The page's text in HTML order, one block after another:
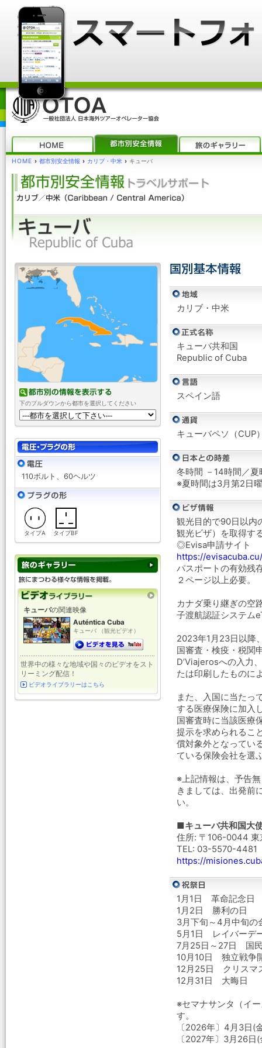
HOME › 都市別安全情報 › カリブ・中米 › キューバ
カリブ・中米
キューバ共和国
Republic of Cuba
スペイン語
キューバペソ（CUP
冬時間 －14時間／夏
※夏時間は3月第2日
観光目的で90日以内
観光ビザ）を取得す
◎Evisa申請サイト
https://evisacuba.cu/
パスポートの有効残
２ページ以上必要。
カナダ乗り継ぎの空
子渡航認証システム
2023年1月23日以降
国審査・検疫・税関
D’Viajerosへの入力
たは印刷したものに
また、入国に当たっ
する医療保険に加入
国審査時に当該医療
提示を求められるこ
償対象外となってい
ている保険会社を選
※上記情報は、予告
きましては、出発前
い。
■キューバ共和国大
住所: 〒106-0044 東
TEL: 03-5570-4481
https://
1月1日 革命記念日
1月2日 勝利の日
3月下旬～4月中旬
5月1日 レイバーデ
7月25日～27日 国
10月10日 独立戦争
12月25日 クリスマ
12月31日 大晦日
※セマナサンタ（イ
す。
〔2026年〕4月3日(
〔2027年〕3月26日
下のプルダウンから都市を選択してください
110ボルト、60ヘルツ
タイプA タイプBF
キューバの関連映像
Auténtica Cuba
キューバ （観光ビデオ）
世界中の様々な地域や国々のビデオをスト
リーミング配信！
ビデオライブラリーはこちら